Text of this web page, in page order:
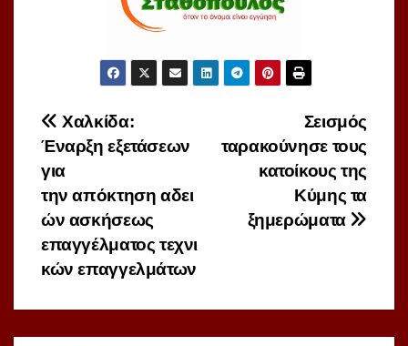
Πλοήγηση
άρθρων
Σεισμός
ταρακούνησε τους
κατοίκους της
Κύμης τα
ξημερώματα
Χαλκίδα:
Έναρξη εξετάσεων
για
την απόκτηση αδει
ών ασκήσεως
επαγγέλματος τεχνι
κών επαγγελμάτων